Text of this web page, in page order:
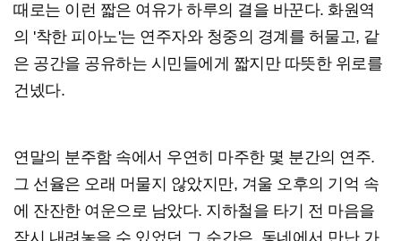
때로는 이런 짧은 여유가 하루의 결을 바꾼다. 화원역
의 '착한 피아노'는 연주자와 청중의 경계를 허물고, 같
은 공간을 공유하는 시민들에게 짧지만 따뜻한 위로를
건넸다.
연말의 분주함 속에서 우연히 마주한 몇 분간의 연주.
그 선율은 오래 머물지 않았지만, 겨울 오후의 기억 속
에 잔잔한 여운으로 남았다. 지하철을 타기 전 마음을